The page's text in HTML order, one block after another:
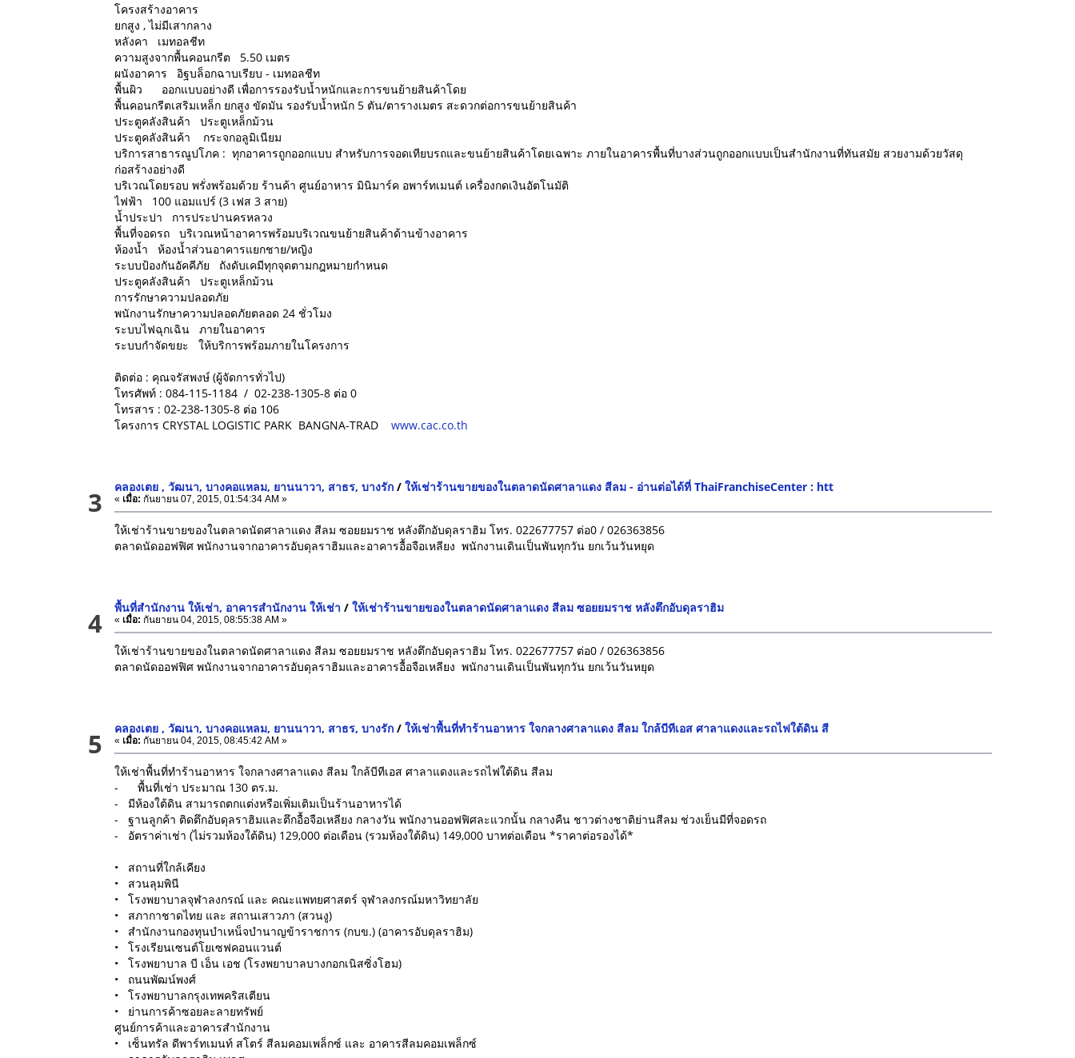
โครงสร้างอาคาร
ยกสูง , ไม่มีเสากลาง
หลังคา เมทอลชีท
ความสูงจากพื้นคอนกรีต 5.50 เมตร
ผนังอาคาร อิฐบล็อกฉาบเรียบ - เมทอลชีท
พื้นผิว ออกแบบอย่างดี เพื่อการรองรับน้ำหนักและการขนย้ายสินค้าโดย
พื้นคอนกรีตเสริมเหล็ก ยกสูง ขัดมัน รองรับน้ำหนัก 5 ตัน/ตารางเมตร สะดวกต่อการขนย้ายสินค้า
ประตูคลังสินค้า ประตูเหล็กม้วน
ประตูคลังสินค้า กระจกอลูมิเนียม
บริการสาธารณูปโภค : ทุกอาคารถูกออกแบบ สำหรับการจอดเทียบรถและขนย้ายสินค้าโดยเฉพาะ ภายในอาคารพื้นที่บางส่วนถูกออกแบบเป็นสำนักงานที่ทันสมัย สวยงามด้วยวัสดุ
ก่อสร้างอย่างดี
บริเวณโดยรอบ พรั่งพร้อมด้วย ร้านค้า ศูนย์อาหาร มินิมาร์ค อพาร์ทเมนต์ เครื่องกดเงินอัตโนมัติ
ไฟฟ้า 100 แอมแปร์ (3 เฟส 3 สาย)
น้ำประปา การประปานครหลวง
พื้นที่จอดรถ บริเวณหน้าอาคารพร้อมบริเวณขนย้ายสินค้าด้านข้างอาคาร
ห้องน้ำ ห้องน้ำส่วนอาคารแยกชาย/หญิง
ระบบป้องกันอัคคีภัย ถังดับเคมีทุกจุดตามกฎหมายกำหนด
ประตูคลังสินค้า ประตูเหล็กม้วน
การรักษาความปลอดภัย
พนักงานรักษาความปลอดภัยตลอด 24 ชั่วโมง
ระบบไฟฉุกเฉิน ภายในอาคาร
ระบบกำจัดขยะ ให้บริการพร้อมภายในโครงการ
ติดต่อ : คุณจรัสพงษ์ (ผู้จัดการทั่วไป)
โทรศัพท์ : 084-115-1184 / 02-238-1305-8 ต่อ 0
โทรสาร : 02-238-1305-8 ต่อ 106
โครงการ CRYSTAL LOGISTIC PARK BANGNA-TRADwww.cac.co.th
3 คลองเตย , วัฒนา, บางคอแหลม, ยานนาวา, สาธร, บางรัก /ให้เช่าร้านขายของในตลาดนัดศาลาแดง สีลม - อ่านต่อได้ที่ ThaiFranchiseCenter : htt
« เมื่อ: กันยายน 07, 2015, 01:54:34 AM »
ให้เช่าร้านขายของในตลาดนัดศาลาแดง สีลม ซอยยมราช หลังตึกอับดุลราฮิม โทร. 022677757 ต่อ0 / 026363856
ตลาดนัดออฟฟิศ พนักงานจากอาคารอับดุลราฮิมและอาคารอื้อจือเหลียง พนักงานเดินเป็นพันทุกวัน ยกเว้นวันหยุด
4 พื้นที่สำนักงาน ให้เช่า, อาคารสำนักงาน ให้เช่า /ให้เช่าร้านขายของในตลาดนัดศาลาแดง สีลม ซอยยมราช หลังตึกอับดุลราฮิม
« เมื่อ: กันยายน 04, 2015, 08:55:38 AM »
ให้เช่าร้านขายของในตลาดนัดศาลาแดง สีลม ซอยยมราช หลังตึกอับดุลราฮิม โทร. 022677757 ต่อ0 / 026363856
ตลาดนัดออฟฟิศ พนักงานจากอาคารอับดุลราฮิมและอาคารอื้อจือเหลียง พนักงานเดินเป็นพันทุกวัน ยกเว้นวันหยุด
5 คลองเตย , วัฒนา, บางคอแหลม, ยานนาวา, สาธร, บางรัก /ให้เช่าพื้นที่ทำร้านอาหาร ใจกลางศาลาแดง สีลม ใกล้บีทีเอส ศาลาแดงและรถไฟใต้ดิน สี
« เมื่อ: กันยายน 04, 2015, 08:45:42 AM »
ให้เช่าพื้นที่ทำร้านอาหาร ใจกลางศาลาแดง สีลม ใกล้บีทีเอส ศาลาแดงและรถไฟใต้ดิน สีลม
- พื้นที่เช่า ประมาณ 130 ตร.ม.
- มีห้องใต้ดิน สามารถตกแต่งหรือเพิ่มเติมเป็นร้านอาหารได้
- ฐานลูกค้า ติดตึกอับดุลราฮิมและตึกอื้อจือเหลียง กลางวัน พนักงานออฟฟิศละแวกนั้น กลางคืน ชาวต่างชาติย่านสีลม ช่วงเย็นมีที่จอดรถ
- อัตราค่าเช่า (ไม่รวมห้องใต้ดิน) 129,000 ต่อเดือน (รวมห้องใต้ดิน) 149,000 บาทต่อเดือน *ราคาต่อรองได้*
• สถานที่ใกล้เคียง
• สวนลุมพินี
• โรงพยาบาลจุฬาลงกรณ์ และ คณะแพทยศาสตร์ จุฬาลงกรณ์มหาวิทยาลัย
• สภากาชาดไทย และ สถานเสาวภา (สวนงู)
• สำนักงานกองทุนบำเหน็จบำนาญข้าราชการ (กบข.) (อาคารอับดุลราฮิม)
• โรงเรียนเซนต์โยเซฟคอนแวนต์
• โรงพยาบาล บี เอ็น เอช (โรงพยาบาลบางกอกเนิสซิ่งโฮม)
• ถนนพัฒน์พงศ์
• โรงพยาบาลกรุงเทพคริสเตียน
• ย่านการค้าซอยละลายทรัพย์
ศูนย์การค้าและอาคารสำนักงาน
• เซ็นทรัล ดีพาร์ทเมนท์ สโตร์ สีลมคอมเพล็กซ์ และ อาคารสีลมคอมเพล็กซ์